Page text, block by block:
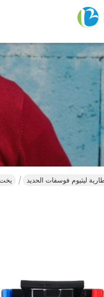
ليثيوم فوسفات الحديد يخت 12V 80AH بطارية ليثيوم أيون فوسفات متنقل دراجة ثلاثية العجلات الكهربائية بطارية ليثيوم